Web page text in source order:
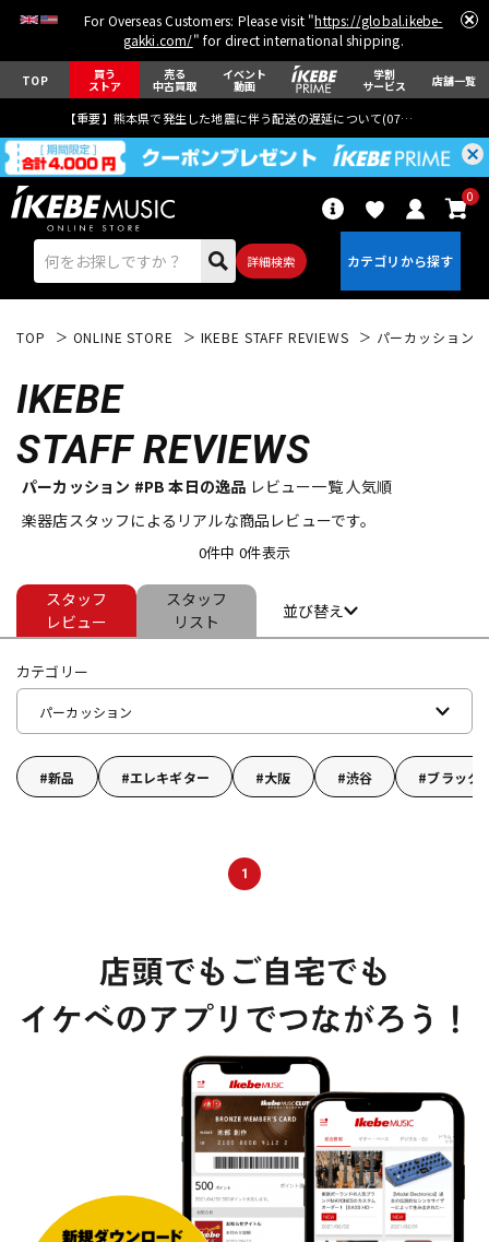
For Overseas Customers: Please visit "https://global.ikebe-
gakki.com/" for direct international shipping.
TOP 買う
ストア
売る
中古買取
イベント
動画
学割
サービス 店舗一覧
【重要】熊本県で発生した地震に伴う配送の遅延について(07月29日
詳細検索
0
エレキギター
ベース ウクレレ
ドラム パーカッション
管楽器 その他楽器
配信/ライブ機器 楽器アクセサリ
ヴィンテージ
TOP ONLINE STORE IKEBE STAFF REVIEWS パーカッション
IKEBE
STAFF REVIEWS
パーカッション #PB 本日の逸品 レビュー一覧 人気順
楽器店スタッフによるリアルな商品レビューです。
0件中 0件表示
スタッフ
レビュー
スタッフ
リスト
並び替え
カテゴリー
パーカッション
新品 エレキギター 大阪 渋谷 ブラック
1